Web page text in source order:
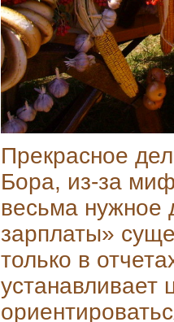
Прекрасное
Бора, из-за
весьма нужное
зарплаты»
только в
устанавливает